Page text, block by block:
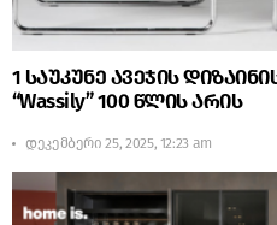
1 საუკუნე ავეჯის
“Wassily” 100 წლის არის
დეკემბერი 25, 2025, 12:23 am